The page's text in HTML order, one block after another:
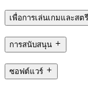
เพื่อการเล่นเกมและสต
การสนับสนุน
ซอฟต์แวร์